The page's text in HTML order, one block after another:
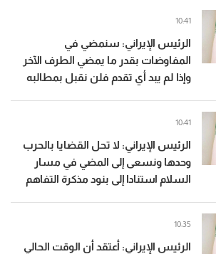
الرئيس الإيراني: سنمضي في
المفاوضات بقدر ما يمضي الطرف الآخر
وإذا لم يبد أي تقدم فلن نقبل بمطالبه
10:41
الرئيس الإيراني: لا تحل القضايا بالحرب
وحدها ونسعى إلى المضي في مسار
السلام استنادا إلى بنود مذكرة التفاهم
10:41
الرئيس الإيراني: أعتقد أن الوقت الحالي
10:35